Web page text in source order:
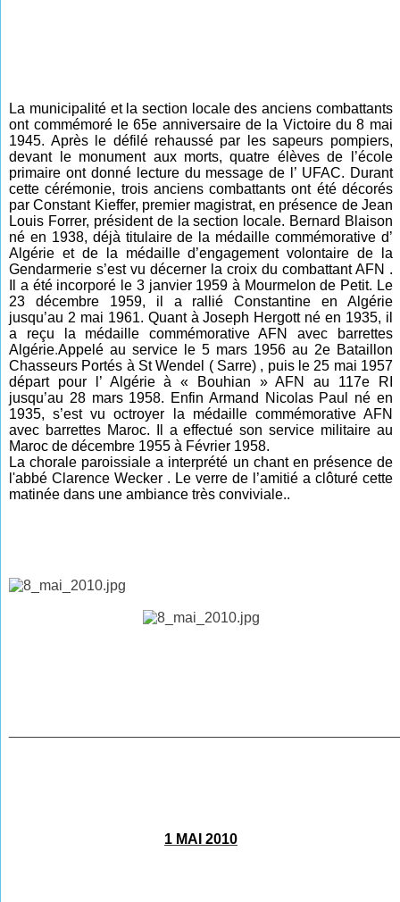
La municipalité et la section locale des anciens combattants
ont commémoré le 65e anniversaire de la Victoire du 8 mai
1945. Après le défilé rehaussé par les sapeurs pompiers,
devant le monument aux morts, quatre élèves de l’école
primaire ont donné lecture du message de l’ UFAC. Durant
cette cérémonie, trois anciens combattants ont été décorés
par Constant Kieffer, premier magistrat, en présence de Jean
Louis Forrer, président de la section locale. Bernard Blaison
né en 1938, déjà titulaire de la médaille commémorative d’
Algérie et de la médaille d’engagement volontaire de la
Gendarmerie s’est vu décerner la croix du combattant AFN .
Il a été incorporé le 3 janvier 1959 à Mourmelon de Petit. Le
23 décembre 1959, il a rallié Constantine en Algérie
jusqu’au 2 mai 1961. Quant à Joseph Hergott né en 1935, il
a reçu la médaille commémorative AFN avec barrettes
Algérie.Appelé au service le 5 mars 1956 au 2e Bataillon
Chasseurs Portés à St Wendel ( Sarre) , puis le 25 mai 1957
départ pour l’ Algérie à « Bouhian » AFN au 117e RI
jusqu’au 28 mars 1958. Enfin Armand Nicolas Paul né en
1935, s’est vu octroyer la médaille commémorative AFN
avec barrettes Maroc. Il a effectué son service militaire au
Maroc de décembre 1955 à Février 1958.
La chorale paroissiale a interprété un chant en présence de
l'abbé Clarence Wecker . Le verre de l’amitié a clôturé cette
matinée dans une ambiance très conviviale..
1 MAI 2010